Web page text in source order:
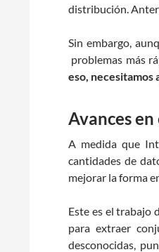
distribución.
Sin embargo,
problemas más
eso, necesitamos
Avances
A medida que
cantidades de
mejorar la forma
Este es el trabajo
para extraer
desconocidas,